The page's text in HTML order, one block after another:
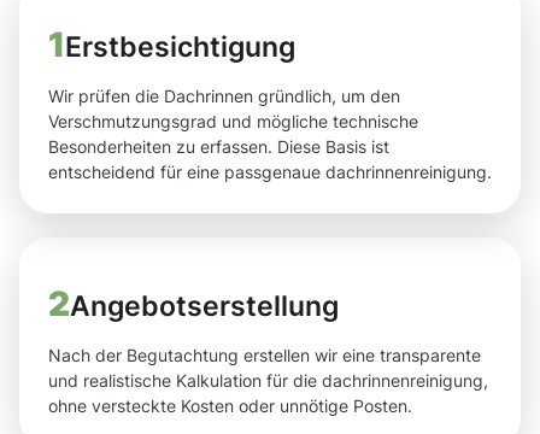
1Erstbesichtigung
Wir prüfen die Dachrinnen gründlich, um den
Verschmutzungsgrad und mögliche technische
Besonderheiten zu erfassen. Diese Basis ist
entscheidend für eine passgenaue dachrinnenreinigung.
2Angebotserstellung
Nach der Begutachtung erstellen wir eine transparente
und realistische Kalkulation für die dachrinnenreinigung,
ohne versteckte Kosten oder unnötige Posten.